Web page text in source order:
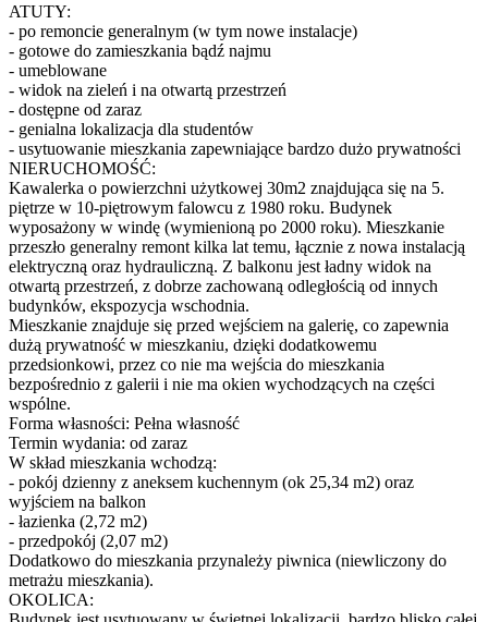
ATUTY:
- po remoncie generalnym (w tym nowe instalacje)
- gotowe do zamieszkania bądź najmu
- umeblowane
- widok na zieleń i na otwartą przestrzeń
- dostępne od zaraz
- genialna lokalizacja dla studentów
- usytuowanie mieszkania zapewniające bardzo dużo prywatności
NIERUCHOMOŚĆ:
Kawalerka o powierzchni użytkowej 30m2 znajdująca się na 5.
piętrze w 10-piętrowym falowcu z 1980 roku. Budynek
wyposażony w windę (wymienioną po 2000 roku). Mieszkanie
przeszło generalny remont kilka lat temu, łącznie z nowa instalacją
elektryczną oraz hydrauliczną. Z balkonu jest ładny widok na
otwartą przestrzeń, z dobrze zachowaną odległością od innych
budynków, ekspozycja wschodnia.
Mieszkanie znajduje się przed wejściem na galerię, co zapewnia
dużą prywatność w mieszkaniu, dzięki dodatkowemu
przedsionkowi, przez co nie ma wejścia do mieszkania
bezpośrednio z galerii i nie ma okien wychodzących na części
wspólne.
Forma własności: Pełna własność
Termin wydania: od zaraz
W skład mieszkania wchodzą:
- pokój dzienny z aneksem kuchennym (ok 25,34 m2) oraz
wyjściem na balkon
- łazienka (2,72 m2)
- przedpokój (2,07 m2)
Dodatkowo do mieszkania przynależy piwnica (niewliczony do
metrażu mieszkania).
OKOLICA: